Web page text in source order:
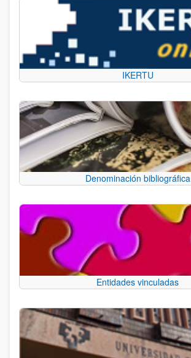
IKERTU
Denominación bibliográfica
Entidades vinculadas